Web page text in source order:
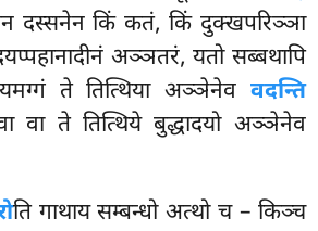
दस्सनेन किं कतं, किं दुक्खपरिञ्ञा
अञ्ञतरं, यतो सब्बथापि
ते तित्थिया अञ्ञेनेव वदन्ति
वा ते तित्थिये बुद्धादयो अञ्ञेनेव
ति गाथाय सम्बन्धो अत्थो च – किञ्च